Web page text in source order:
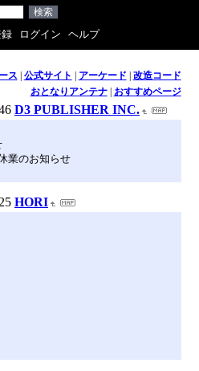
ログイン ヘルプ
ス | 公式サイト | アーケード | 改造コード
おとなりアンテナ| おすすめページ
D3 PUBLISHER INC.
業のお知らせ
HORI